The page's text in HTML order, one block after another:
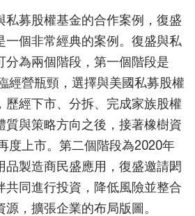
私募股權基金的合作案例，復盛
一個非常經典的案例。復盛與私
分為兩個階段，第一個階段是
經營瓶頸，選擇與美國私募股權
歷經下市、分拆、完成家族股權
質與策略方向之後，接著橡樹資
度上市。第二個階段為2020年
品製造商民盛應用，復盛邀請閎
共同進行投資，降低風險並整合
，擴張企業的布局版圖。